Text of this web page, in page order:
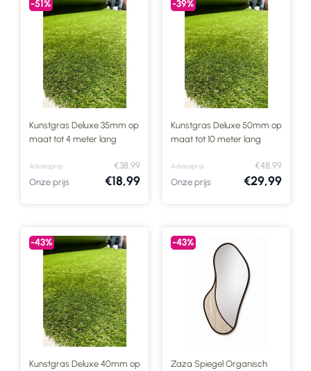
-51%
Kunstgras Deluxe 35mm op
maat tot 4 meter lang
Adviesprijs
€38,99
Onze prijs
€18,99
-39%
Kunstgras Deluxe 50mm op
maat tot 10 meter lang
Adviesprijs
€48,99
Onze prijs
€29,99
-43%
Kunstgras Deluxe 40mm op
-43%
Zaza Spiegel Organisch